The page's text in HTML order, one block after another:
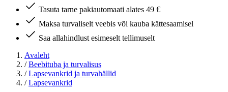
Tasuta tarne pakiautomaati alates 49 €
Maksa turvaliselt veebis või kauba kättesaamisel
Saa allahindlust esimeselt tellimuselt
Avaleht
/ Beebituba ja turvalisus
/ Lapsevankrid ja turvahällid
/ Lapsevankrid